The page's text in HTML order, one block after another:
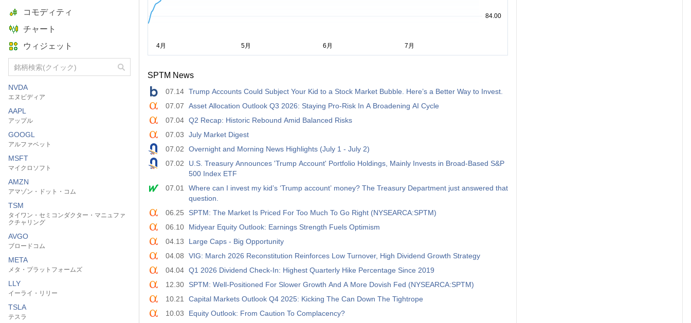
コモディティ
チャート
ウィジェット
NVDA
エヌビディア
AAPL
アップル
GOOGL
アルファベット
MSFT
マイクロソフト
AMZN
アマゾン・ドット・コム
TSM
タイワン・セミコンダクター・マニュファ
クチャリング
AVGO
ブロードコム
META
メタ・プラットフォームズ
LLY
イーライ・リリー
TSLA
テスラ
SPTM News
07.14 Trump Accounts Could Subject Your Kid to a Stock Market Bubble. Here’s a Better Way to Invest.
07.07
Asset Allocation Outlook Q3 2026: Staying Pro-Risk In A Broadening AI Cycle
07.04 Q2 Recap: Historic Rebound Amid Balanced Risks
07.03
July Market Digest
07.02
Overnight and Morning News Highlights (July 1 - July 2)
07.02
U.S. Treasury Announces 'Trump Account' Portfolio Holdings, Mainly Invests in Broad-Based S&P
500 Index ETF
07.01
Where can I invest my kid’s ‘Trump account’ money? The Treasury Department just answered that
question.
06.25
SPTM: The Market Is Priced For Too Much To Go Right (NYSEARCA:SPTM)
06.10
Midyear Equity Outlook: Earnings Strength Fuels Optimism
04.13
Large Caps - Big Opportunity
04.08
VIG: March 2026 Reconstitution Reinforces Low Turnover, High Dividend Growth Strategy
04.04 Q1 2026 Dividend Check-In: Highest Quarterly Hike Percentage Since 2019
12.30
SPTM: Well-Positioned For Slower Growth And A More Dovish Fed (NYSEARCA:SPTM)
10.21
Capital Markets Outlook Q4 2025: Kicking The Can Down The Tightrope
10.03
Equity Outlook: From Caution To Complacency?